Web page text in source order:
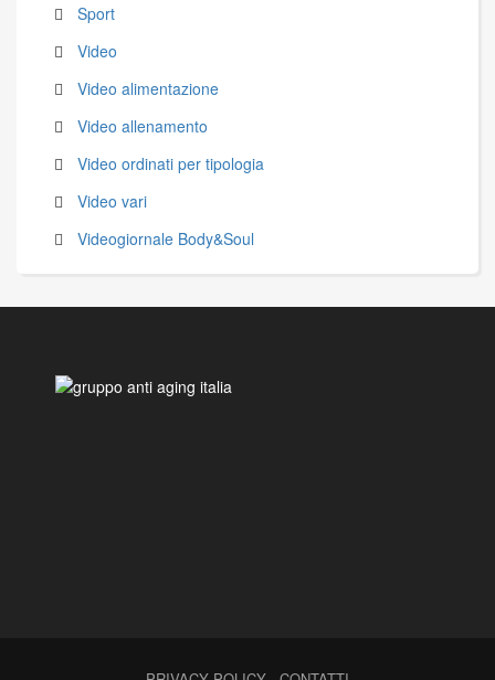
Sport
Video
Video alimentazione
Video allenamento
Video ordinati per tipologia
Video vari
Videogiornale Body&Soul